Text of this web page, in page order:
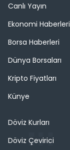
Canlı Yayın
Ekonomi Haberleri
Borsa Haberleri
Dünya Borsaları
Kripto Fiyatları
Künye
Döviz Kurları
Döviz Çevirici